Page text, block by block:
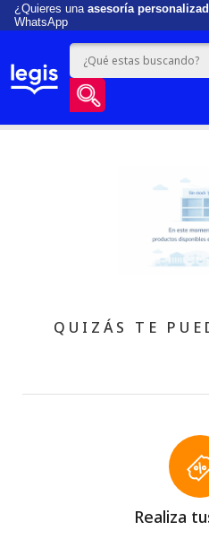
¿Quieres una asesoría
WhatsApp
QUIZÁS TE
Realiza